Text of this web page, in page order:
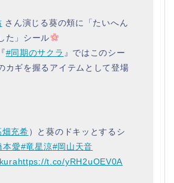
さん演じる葵の頬に「たいへん
た」シール
#同期のサクラ 』ではこのシー
カギを握るアイテムとして登場
畑充希）と葵のドキッとするシ
本愛#竜星涼#岡山天音
https://t.co/yRH2uOEV0A